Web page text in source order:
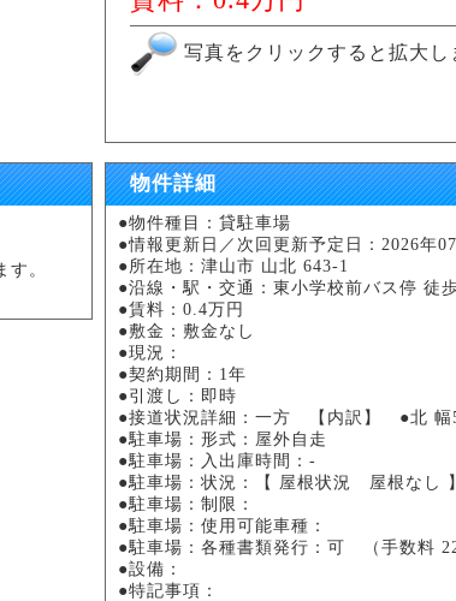
写真をクリックすると拡大し
。
物件詳細
●物件種目：貸駐車場
●情報更新日／次回更新予定日：2026年
●所在地：津山市 山北 643-1
●沿線・駅・交通：東小学校前バス停 徒
●賃料：0.4万円
●敷金：敷金なし
●現況：
●契約期間：1年
●引渡し：即時
●接道状況詳細：一方 【内訳】 ●北 幅
●駐車場：形式：屋外自走
●駐車場：入出庫時間：-
●駐車場：状況：【 屋根状況 屋根な
●駐車場：制限：
●駐車場：使用可能車種：
●駐車場：各種書類発行：可 （手数料
●設備：
●特記事項：